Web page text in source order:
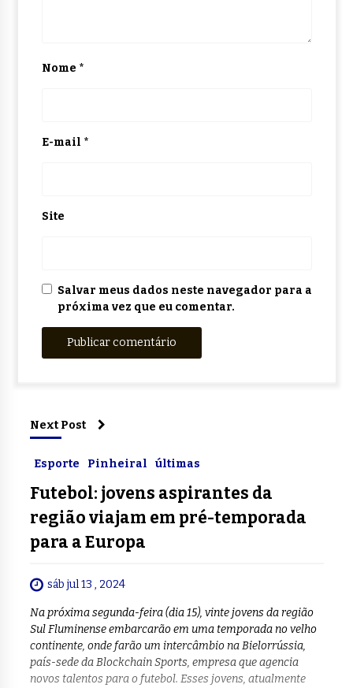
Nome *
E-mail *
Site
Salvar meus dados neste navegador para a
próxima vez que eu comentar.
Next Post
Esporte Pinheiral últimas
Futebol: jovens aspirantes da
região viajam em pré-temporada
para a Europa
sáb jul 13 , 2024
Na próxima segunda-feira (dia 15), vinte jovens da região
Sul Fluminense embarcarão em uma temporada no velho
continente, onde farão um intercâmbio na Bielorrússia,
país-sede da Blockchain Sports, empresa que agencia
novos talentos para o futebol. Esses jovens, atualmente